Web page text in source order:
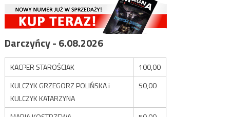
Darczyńcy - 6.08.2026
KACPER STAROŚCIAK
100,00
KULCZYK GRZEGORZ POLIŃSKA i
KULCZYK KATARZYNA
50,00